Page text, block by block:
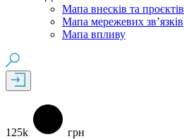
Мапа внесків та проєктів
Мапа мережевих зв’язків
Мапа впливу
125k
грн